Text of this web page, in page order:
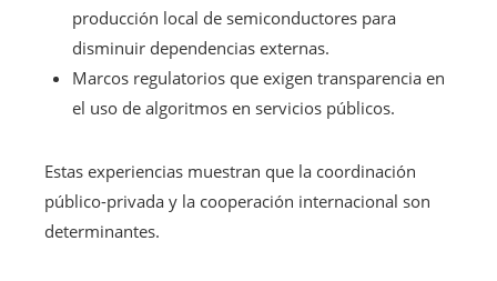
producción local de semiconductores para
disminuir dependencias externas.
Marcos regulatorios que exigen transparencia en
el uso de algoritmos en servicios públicos.
Estas experiencias muestran que la coordinación
público-privada y la cooperación internacional son
determinantes.